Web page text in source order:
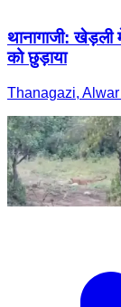
थानागाजी: खेड़ली
को छुड़ाया
Thanagazi,